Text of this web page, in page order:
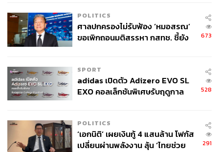
POLITICS
ศาลปกครองไม่รับฟ้อง ‘หมอสรณ’
ขอเพิกถอนมติสรรหา กสทช. ชี้ยัง
673
SPORT
adidas เปิดตัว Adizero EVO SL
EXO คอลเล็กชันพิเศษรับฤดูกาล
528
POLITICS
‘เอกนิติ’ เผยเงินกู้ 4 แสนล้าน โฟกัส
เปลี่ยนผ่านพลังงาน ลุ้น ‘ไทยช่วย
291